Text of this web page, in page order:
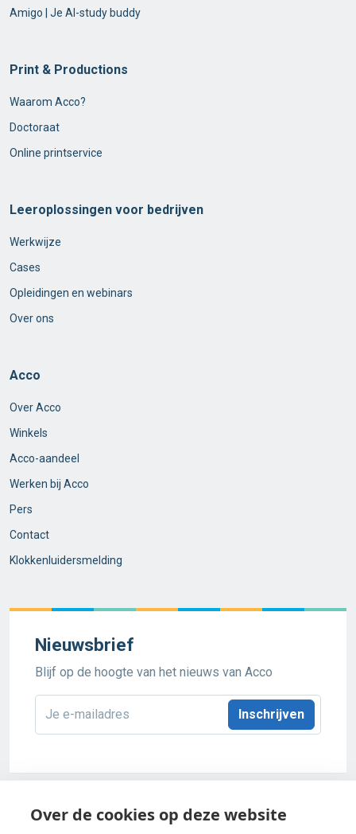
Amigo | Je AI-study buddy
Print & Productions
Waarom Acco?
Doctoraat
Online printservice
Leeroplossingen voor bedrijven
Werkwijze
Cases
Opleidingen en webinars
Over ons
Acco
Over Acco
Winkels
Acco-aandeel
Werken bij Acco
Pers
Contact
Klokkenluidersmelding
Nieuwsbrief
Blijf op de hoogte van het nieuws van Acco
Over de cookies op deze website